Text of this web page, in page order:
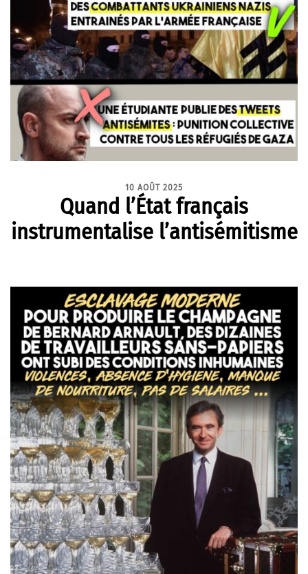
10 AOÛT 2025
Quand l’État français
instrumentalise l’antisémitisme